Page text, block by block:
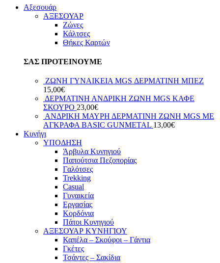
Αξεσουάρ
ΑΞΕΣΟΥΑΡ
Ζώνες
Κάλτσες
Θήκες Καρτών
ΣΑΣ ΠΡΟΤΕΙΝΟΥΜΕ
ΖΩΝΗ ΓΥΝΑΙΚΕΙΑ MGS ΔΕΡΜΑΤΙΝΗ ΜΠΕΖ
15,00€
ΔΕΡΜΑΤΙΝΗ ΑΝΔΡΙΚΗ ΖΩΝΗ MGS ΚΑΦΕ
ΣΚΟΥΡΟ 23,00€
ΑΝΔΡΙΚΗ ΜΑΥΡΗ ΔΕΡΜΑΤΙΝΗ ΖΩΝΗ MGS ΜΕ
ΑΓΚΡΑΦΑ BASIC GUNMETAL 13,00€
Κυνήγι
ΥΠΟΔΗΣΗ
Άρβυλα Κυνηγιού
Παπούτσια Πεζοπορίας
Γαλότσες
Trekking
Casual
Γυναικεία
Εργασίας
Κορδόνια
Πάτοι Κυνηγιού
ΑΞΕΣΟΥΑΡ ΚΥΝΗΓΙΟΥ
Καπέλα – Σκούφοι – Γάντια
Γκέτες
Τσάντες – Σακίδια